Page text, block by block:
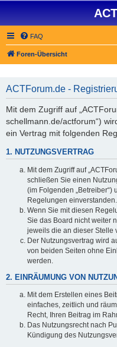
FAQ
Foren-Übersicht
ACTForum.de -
Mit dem Zugriff auf
schellmann.de/actforum“)
ein Vertrag mit folgenden
1. NUTZUNGSVERTRAG
Mit dem Zugriff auf
schließen Sie einen
(im Folgenden
Regelungen einverstanden.
Wenn Sie mit diesen
Sie das Board nicht weiter
jeweils die an dieser Stelle
Der Nutzungsvertrag wird
von beiden Seiten ohne
werden.
2. EINRÄUMUNG VON
Mit dem Erstellen eines
einfaches, zeitlich und
Recht, Ihren Beitrag im
Das Nutzungsrecht nach
Kündigung des